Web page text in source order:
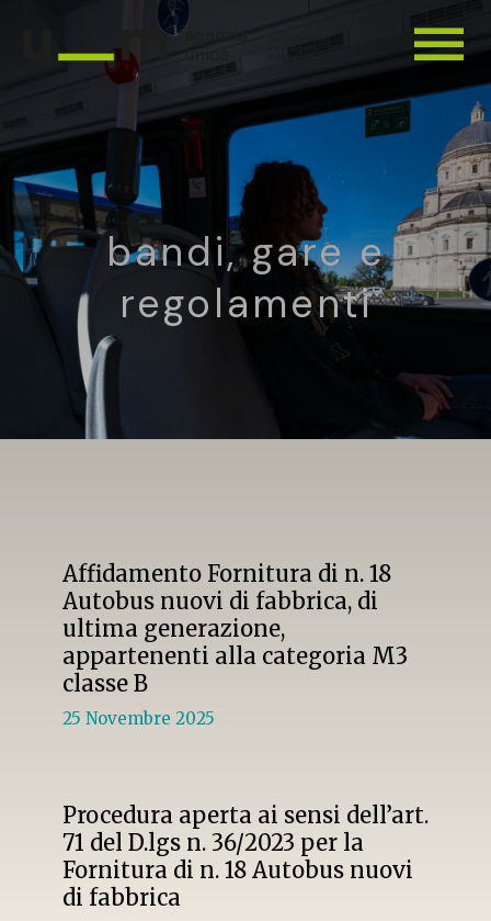
bandi, gare e
regolamenti
Affidamento Fornitura di n. 18
Autobus nuovi di fabbrica, di
ultima generazione,
appartenenti alla categoria M3
classe B
25 Novembre 2025
Procedura aperta ai sensi dell’art.
71 del D.lgs n. 36/2023 per la
Fornitura di n. 18 Autobus nuovi
di fabbrica